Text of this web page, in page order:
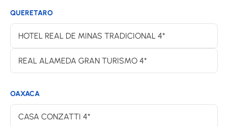
QUERETARO
HOTEL REAL DE MINAS TRADICIONAL 4*
REAL ALAMEDA GRAN TURISMO 4*
OAXACA
CASA CONZATTI 4*